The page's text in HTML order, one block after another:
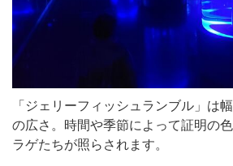
「ジェリーフィッシュランブル」は
の広さ。時間や季節によって証明の
ラゲたちが照らされます。